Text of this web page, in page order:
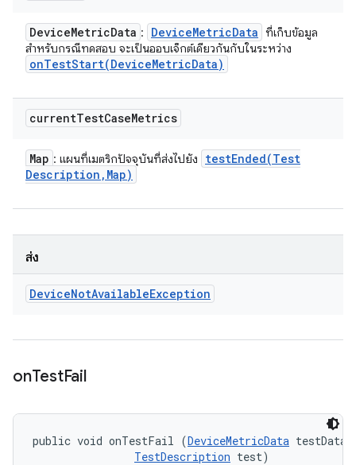
DeviceMetricData : DeviceMetricData ที่เก็บข้อมูล
สำหรับกรณีทดสอบ จะเป็นออบเจ็กต์เดียวกันกับในระหว่าง
onTestStart(DeviceMetricData)
currentTestCaseMetrics
Map : แผนที่เมตริกปัจจุบันที่ส่งไปยัง testEnded(Test
Description , Map)
ส่ง
DeviceNotAvailableException
onTestFail
public void onTestFail (DeviceMetricData
TestDescription test)